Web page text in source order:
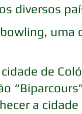
diversos
uma
de
a